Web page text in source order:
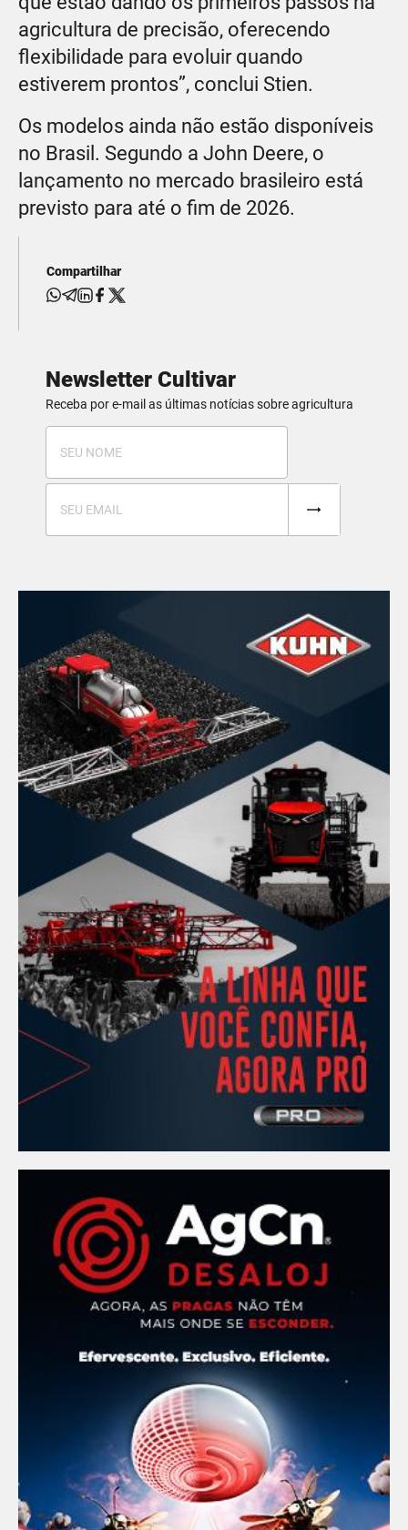
agricultura de precisão, oferecendo
flexibilidade para evoluir quando
estiverem prontos”, conclui Stien.
Os modelos ainda não estão disponíveis
no Brasil. Segundo a John Deere, o
lançamento no mercado brasileiro está
previsto para até o fim de 2026.
Compartilhar
Newsletter Cultivar
Receba por e-mail as últimas notícias sobre agricultura